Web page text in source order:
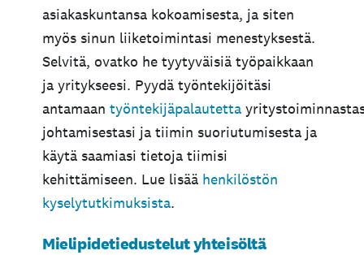
asiakaskuntansa kokoamisesta, ja siten
myös sinun liiketoimintasi menestyksestä.
Selvitä, ovatko he tyytyväisiä työpaikkaan
ja yritykseesi. Pyydä työntekijöitäsi
antamaan työntekijäpalautetta
johtamisestasi ja tiimin suoriutumisesta ja
käytä saamiasi tietoja tiimisi
kehittämiseen. Lue lisää henkilöstön
kyselytutkimuksista.
Mielipidetiedustelut yhteisöltä